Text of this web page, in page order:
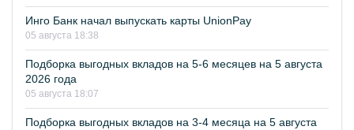
Инго Банк начал выпускать карты UnionPay
05 августа 18:38
Подборка выгодных вкладов на 5-6 месяцев на 5 августа
2026 года
05 августа 18:07
Подборка выгодных вкладов на 3-4 месяца на 5 августа